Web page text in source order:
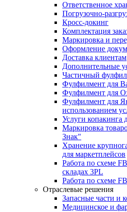
Ответственное
Погрузочно-
Кросс-докинг
Комплектация
Маркировка и
Оформление
Доставка клиентам
Дополнительные
Частичный
Фулфилмент для
Фулфилмент для
Фулфилмент для
использованием
Услуги копакинга
Маркировка
Знак"
Хранение
для маркетплейсов
Работа по схеме
складах 3PL
Работа по схеме
Отраслевые решения
Запасные части и
Медицинское и